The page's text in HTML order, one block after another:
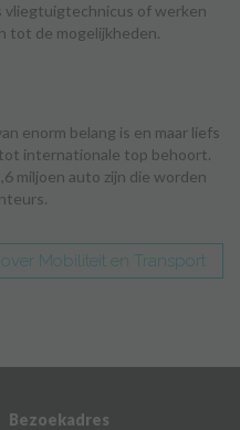
vliegtuigtechnicus of werken
tot de mogelijkheden.
enorm belang is en maar liefs
internationale top behoort.
miljoen auto zijn die worden
Mobiliteit en Transport
Bezoekadres